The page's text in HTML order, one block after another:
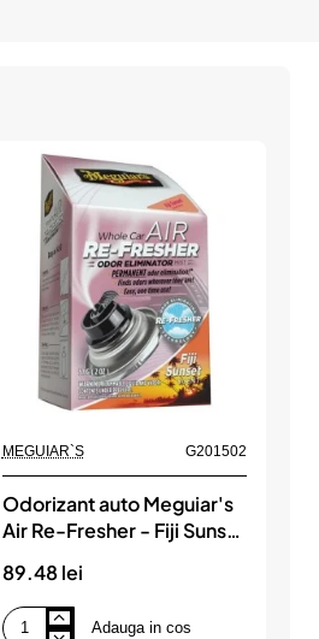
MEGUIAR`S G201502
Odorizant auto Meguiar's
Air Re-Fresher - Fiji Sunset
89.48 lei
Adauga in cos